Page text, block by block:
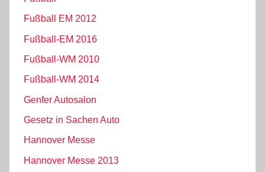
Fußball EM 2012
Fußball-EM 2016
Fußball-WM 2010
Fußball-WM 2014
Genfer Autosalon
Gesetz in Sachen Auto
Hannover Messe
Hannover Messe 2013